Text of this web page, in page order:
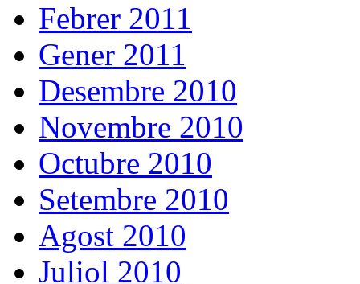
Febrer 2011
Gener 2011
Desembre 2010
Novembre 2010
Octubre 2010
Setembre 2010
Agost 2010
Juliol 2010